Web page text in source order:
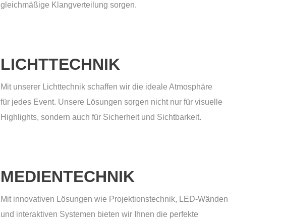
gleichmäßige Klangverteilung sorgen.
LICHTTECHNIK
Mit unserer Lichttechnik schaffen wir die ideale Atmosphäre
für jedes Event. Unsere Lösungen sorgen nicht nur für visuelle
Highlights, sondern auch für Sicherheit und Sichtbarkeit.
MEDIENTECHNIK
Mit innovativen Lösungen wie Projektionstechnik, LED-Wänden
und interaktiven Systemen bieten wir Ihnen die perfekte